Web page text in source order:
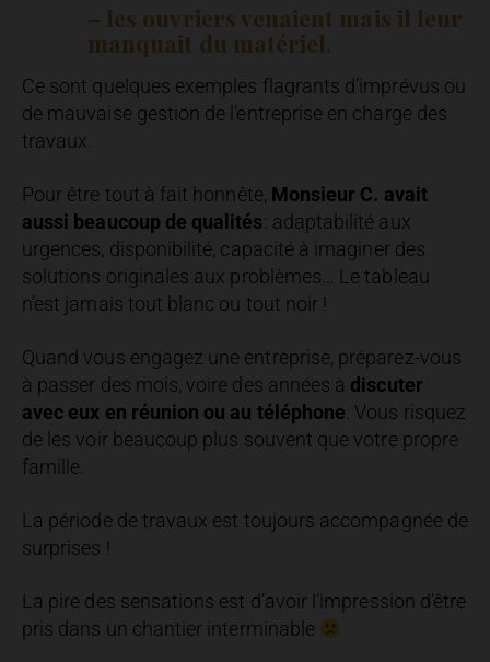
– les ouvriers venaient mais il leur
manquait du matériel.
Ce sont quelques exemples flagrants d’imprévus ou
de mauvaise gestion de l’entreprise en charge des
travaux.
Pour être tout à fait honnête, Monsieur C. avait
aussi beaucoup de qualités: adaptabilité aux
urgences, disponibilité, capacité à imaginer des
solutions originales aux problèmes… Le tableau
n’est jamais tout blanc ou tout noir !
Quand vous engagez une entreprise, préparez-vous
à passer des mois, voire des années à discuter
avec eux en réunion ou au téléphone . Vous risquez
de les voir beaucoup plus souvent que votre propre
famille.
La période de travaux est toujours accompagnée de
surprises !
La pire des sensations est d’avoir l’impression d’être
pris dans un chantier interminable